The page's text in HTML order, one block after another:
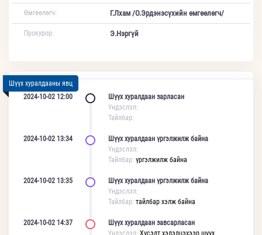
Өмгөөлөгч: Г.Лхам /О.Эрдэнэсүхийн өмгөөлөгч/
Прокурор: Э.Нэргүй
Шүүх хуралдааны явц
2024-10-02 12:00
Шүүх хуралдаан зарласан
Үндэслэл:
Тайлбар:
2024-10-02 13:34
Шүүх хуралдаан үргэлжилж байна
Үндэслэл:
Тайлбар: үргэлжилж байна
2024-10-02 13:35
Шүүх хуралдаан үргэлжилж байна
Үндэслэл:
Тайлбар: тайлбар хэлж байна
2024-10-02 14:37
Шүүх хуралдаан завсарласан
Үндэслэл: Хүсэлт хэлэлцэхээр шүүх